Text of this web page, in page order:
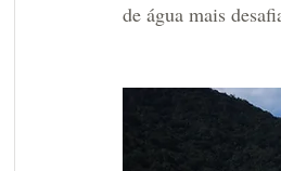
de água mais